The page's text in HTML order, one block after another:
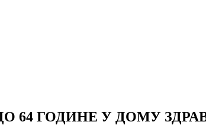
64 ГОДИНЕ У ДОМУ